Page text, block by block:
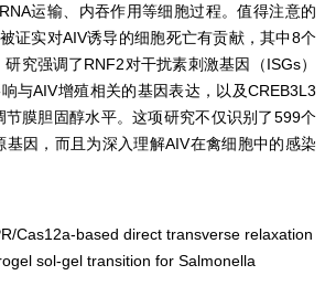
运输、内吞作用等细胞过程。值得注意的
证实对AIV诱导的细胞死亡有贡献，其中8个
究强调了RNF2对干扰素刺激基因（ISGs）
与AIV增殖相关的基因表达，以及CREB3L3
节膜胆固醇水平。这项研究不仅识别了599个
基因，而且为深入理解AIV在禽细胞中的感染
Cas12a-based direct transverse relaxation
sol-gel transition for Salmonella